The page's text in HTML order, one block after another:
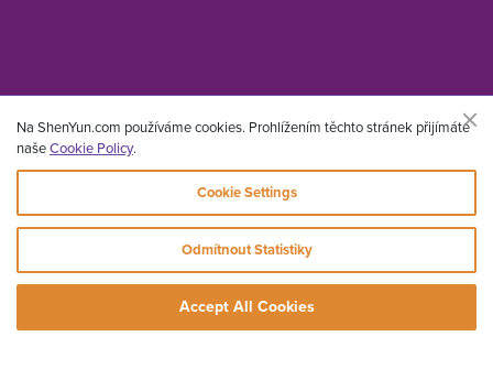
Na ShenYun.com používáme cookies. Prohlížením těchto stránek přijímáte
našeCookie Policy.
Cookie Settings
Odmítnout Statistiky
Accept All Cookies